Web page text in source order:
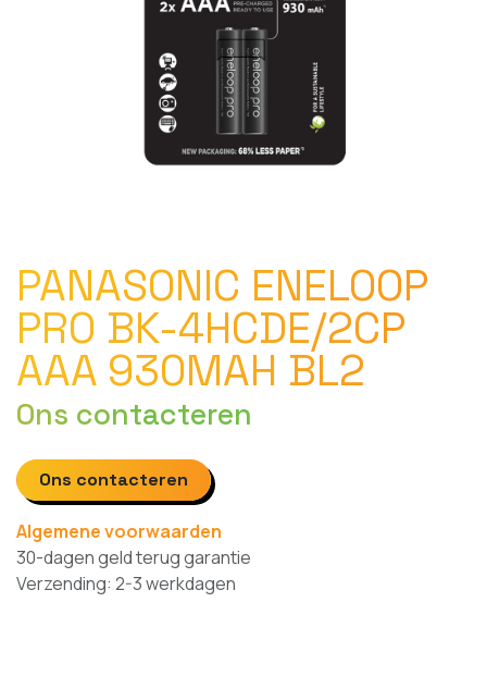
PANASONIC ENELOOP
PRO BK-4HCDE/2CP
AAA 930MAH BL2
Ons contacteren
Ons contacteren
Algemene voorwaarden
30-dagen geld terug garantie
Verzending: 2-3 werkdagen